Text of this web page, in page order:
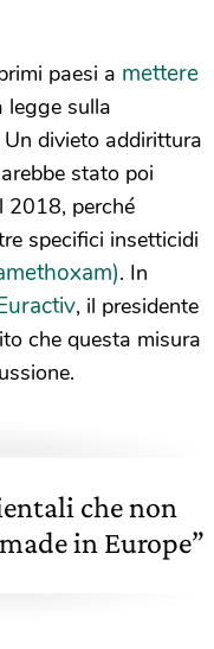
paesi a mettere
legge sulla
divieto addirittura
stato poi
2018, perché
specifici insetticidi
. In
, il presidente
che questa misura
che non
in Europe”